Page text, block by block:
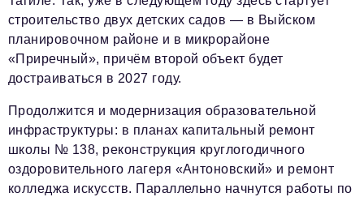
строительство двух детских садов — в Выйском
планировочном районе и в микрорайоне
«Приречный», причём второй объект будет
достраиваться в 2027 году.
Продолжится и модернизация образовательной
инфраструктуры: в планах капитальный ремонт
школы № 138, реконструкция круглогодичного
оздоровительного лагеря «Антоновский» и ремонт
колледжа искусств. Параллельно начнутся работы по